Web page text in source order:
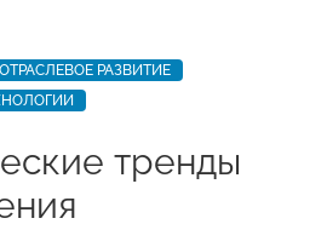
ОТРАСЛЕВОЕ РАЗВИТИЕ
тренды